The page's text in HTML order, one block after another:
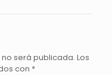
será publicada. Los
con *